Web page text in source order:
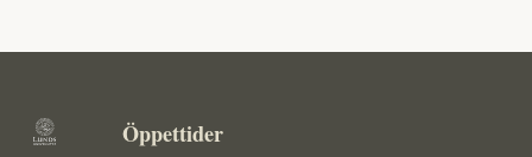
Öppettider